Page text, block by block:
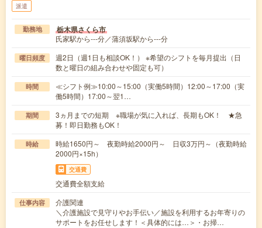
派遣
勤務地 栃木県さくら市
氏家駅から---分／蒲須坂駅から---分
曜日頻度
週2日（週1日も相談OK！） ※希望のシフトを毎月提出（日
数と曜日の組み合わせや固定も可）
時間
≪シフト例≫10:00～15:00（実働5時間）12:00～17:00（実
働5時間）17:00～翌1…
期間
3ヵ月までの短期 ※職場が気に入れば、長期もOK！ ★急
募！即日勤務もOK！
時給
時給1650円～ 夜勤時給2000円～ 日収3万円～（夜勤時給
2000円×15h）
交通費
交通費全額支給
仕事内容
介護関連
＼介護施設で見守りやお手伝い／施設を利用するお年寄りの
サポートをお任せします！＜具体的には…＞・お掃…